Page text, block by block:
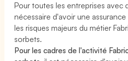
Pour toutes les entreprises avec
nécessaire d'avoir une
les risques majeurs du métier
sorbets.
Pour les cadres de l'activité